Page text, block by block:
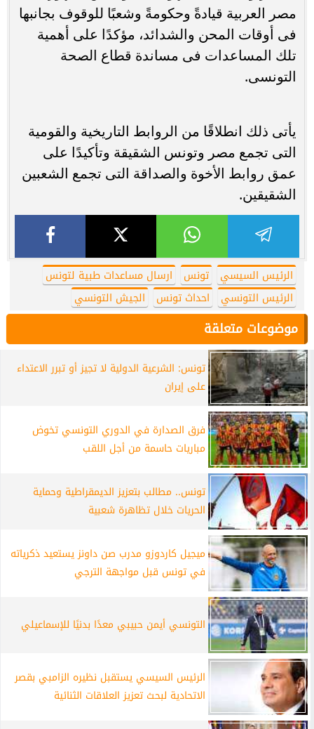
مصر العربية قيادةً وحكومةً وشعبًا للوقوف بجانبها
فى أوقات المحن والشدائد، مؤكدًا على أهمية
تلك المساعدات فى مساندة قطاع الصحة
التونسى.
يأتى ذلك انطلاقًا من الروابط التاريخية والقومية
التى تجمع مصر وتونس الشقيقة وتأكيدًا على
عمق روابط الأخوة والصداقة التى تجمع الشعبين
الشقيقين.
الرئيس السيسي تونس
ارسال مساعدات طبية لتونس
الرئيس التونسي
احداث تونس الجيش التونسي
موضوعات متعلقة
تونس: الشرعية الدولية لا تجيز أو تبرر الاعتداء
على إيران
فرق الصدارة في الدوري التونسي تخوض
مباريات حاسمة من أجل اللقب
تونس.. مطالب بتعزيز الديمقراطية وحماية
الحريات خلال تظاهرة شعبية
ميجيل كاردوزو مدرب صن داونز يستعيد ذكرياته
في تونس قبل مواجهة الترجي
التونسي أيمن حبيبي معدًا بدنيًا للإسماعيلي
الرئيس السيسي يستقبل نظيره الزامبي بقصر
الاتحادية لبحث تعزيز العلاقات الثنائية